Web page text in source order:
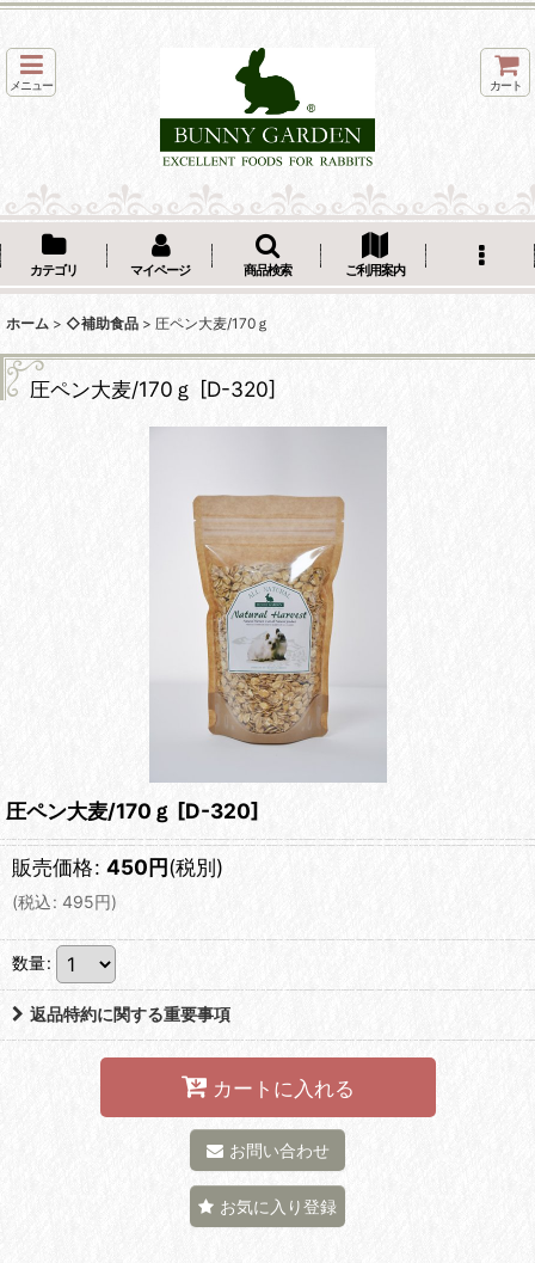
メニュー カート
カテゴリ マイページ 商品検索 ご利用案内
ホーム > ◇補助食品 > 圧ペン大麦/170ｇ
圧ペン大麦/170ｇ [D-320]
圧ペン大麦/170ｇ [D-320]
販売価格: 450円(税別)
(税込: 495円)
数量:
返品特約に関する重要事項
カートに入れる
お問い合わせ
お気に入り登録